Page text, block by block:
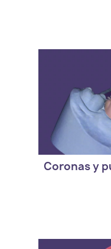
Coronas y
- Version
Provisional